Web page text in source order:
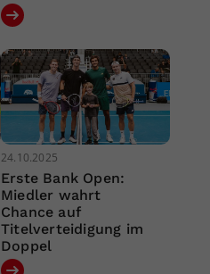
24.10.2025
Erste Bank Open:
Miedler wahrt
Chance auf
Titelverteidigung im
Doppel